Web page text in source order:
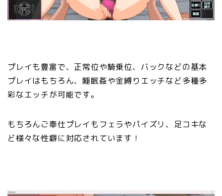
プレイも豊富で、正常位や騎乗位、バックなどの基本
プレイはもちろん、睡眠姦や金縛りエッチなど多種多
彩なエッチが可能です。
もちろんご奉仕プレイもフェラやパイズリ、足コキな
ど様々な性癖に対応されています！